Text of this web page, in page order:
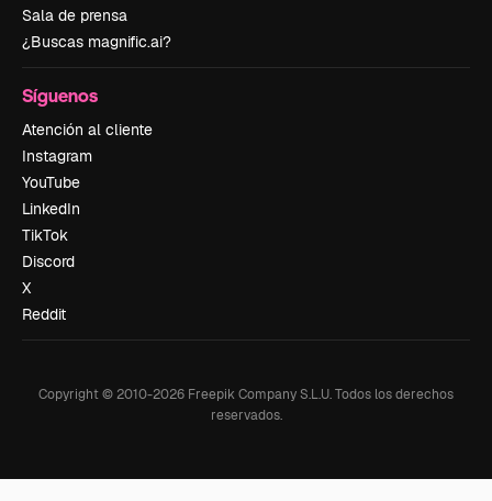
Sala de prensa
¿Buscas magnific.ai?
Síguenos
Atención al cliente
Instagram
YouTube
LinkedIn
TikTok
Discord
X
Reddit
Copyright © 2010-2026 Freepik Company S.L.U.Todos los derechos
reservados.